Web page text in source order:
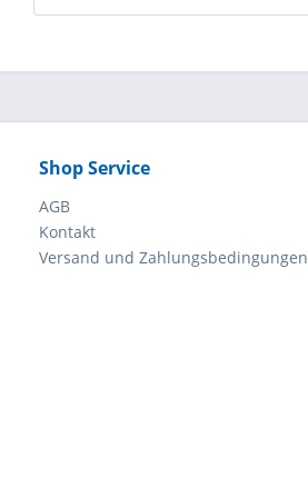
Shop Service
AGB
Kontakt
Versand und Zahlungsbedingungen